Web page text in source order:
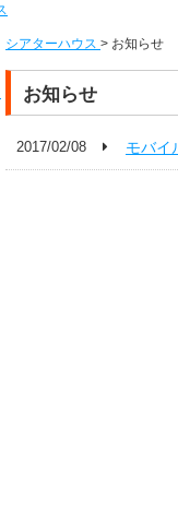
シアターハウス > お知らせ
お知らせ
2017/02/08 モバイ